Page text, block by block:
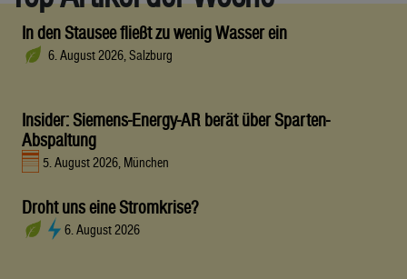
In den Stausee fließt zu wenig Wasser ein
6. August 2026, Salzburg
Insider: Siemens-Energy-AR berät über Sparten-
Abspaltung
5. August 2026, München
Droht uns eine Stromkrise?
6. August 2026